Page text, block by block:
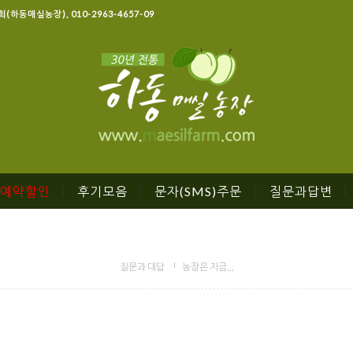
(하동매실농장), 010-2963-4657-09
예약할인 | 후기모음 | 문자(SMS)주문 | 질문과답변
질문과 대답 농장은 지금,,,